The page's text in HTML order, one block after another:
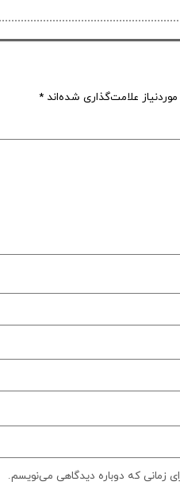
علامت‌گذاری شده‌اند *
زمانی که دوباره دیدگاهی می‌نویسم.